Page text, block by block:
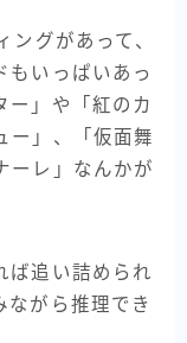
グがあって、
もいっぱいあっ
ー」や「紅のカ
ー」、「仮面舞
ーレ」なんかが
ば追い詰められ
ながら推理でき